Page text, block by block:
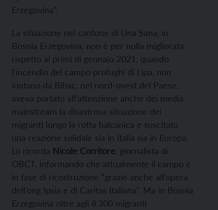
Erzegovina”.
La situazione nel cantone di Una Sana, in
Bosnia Erzegovina, non è per nulla migliorata
rispetto ai primi di gennaio 2021, quando
l’incendio del campo profughi di Lipa, non
lontano da Bihac, nel nord-ovest del Paese,
aveva portato all’attenzione anche dei media
mainstream la disastrosa situazione dei
migranti lungo la rotta balcanica e suscitato
una reazione solidale sia in Italia sia in Europa.
Lo ricorda Nicole Corritore , giornalista di
OBCT, informando che attualmente il campo è
in fase di ricostruzione “grazie anche all’opera
dell’ong Ipsia e di Caritas Italiana”. Ma in Bosnia
Erzegovina oltre agli 8.300 migranti